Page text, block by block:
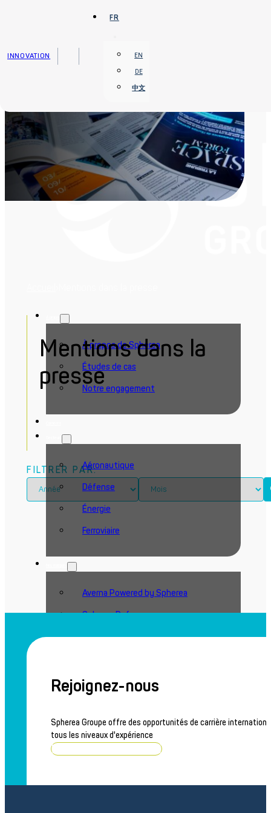
Passer au contenu principal Passer au pied de page
INNOVATION
FR
EN
DE
中文
À propos de Spherea
Études de cas
Notre engagement
Aéronautique
Défense
Énergie
Ferroviaire
Averna Powered by Spherea
Spherea Defense
Actualités
Mentions dans la presse
Contact
Mentions dans la
presse
FILTRER PAR:
Rejoignez-nous
Spherea Groupe offre des opportunités de carrière
tous les niveaux d'expérience
Parcourir les offres d'emploi